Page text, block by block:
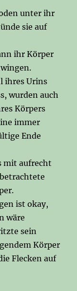
unter ihr
sie auf
ihr Körper
ihres Urins
wurden auch
Körpers
immer
Ende
mit aufrecht
ist okay,
wäre
sein
Körper
Flecken auf